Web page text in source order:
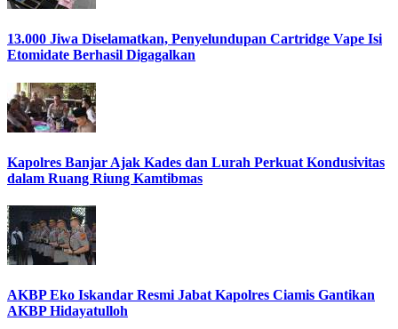
13.000 Jiwa Diselamatkan, Penyelundupan Cartridge Vape Isi
Etomidate Berhasil Digagalkan
Kapolres Banjar Ajak Kades dan Lurah Perkuat Kondusivitas
dalam Ruang Riung Kamtibmas
AKBP Eko Iskandar Resmi Jabat Kapolres Ciamis Gantikan
AKBP Hidayatulloh